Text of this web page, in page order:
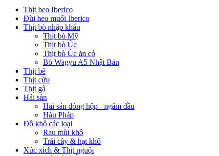
Thịt heo Iberico
Đùi heo muối Iberico
Thịt bò nhập khẩu
Thịt bò Mỹ
Thịt bò Úc
Thịt bò Úc ăn cỏ
Bò Wagyu A5 Nhật Bản
Thịt bê
Thịt cừu
Thịt gà
Hải sản
Hải sản đóng hộp - ngâm dầu
Hàu Pháp
Đồ khô các loại
Rau mùi khô
Trái cây & hạt khô
Xúc xích & Thịt nguội